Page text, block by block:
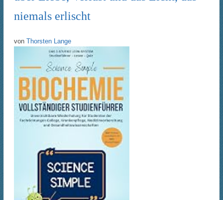
niemals erlischt
von Thorsten Lange